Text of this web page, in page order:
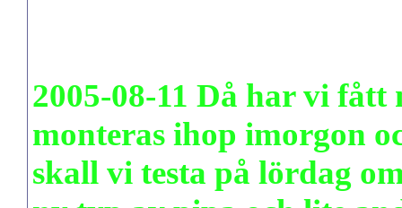
2005-08-11 Då har vi
monteras ihop imorgon
skall vi testa på lördag